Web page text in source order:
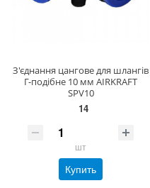
З'єднання цангове для шлангів
Г-подібне 10 мм AIRKRAFT
SPV10
14
шт
Купить